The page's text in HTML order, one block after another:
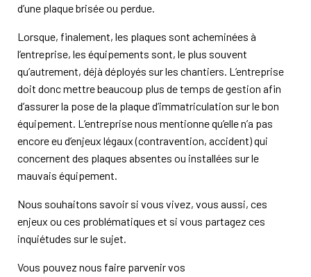
d’une plaque brisée ou perdue.
Lorsque, finalement, les plaques sont acheminées à
l’entreprise, les équipements sont, le plus souvent
qu’autrement, déjà déployés sur les chantiers. L’entreprise
doit donc mettre beaucoup plus de temps de gestion afin
d’assurer la pose de la plaque d’immatriculation sur le bon
équipement. L’entreprise nous mentionne qu’elle n’a pas
encore eu d’enjeux légaux (contravention, accident) qui
concernent des plaques absentes ou installées sur le
mauvais équipement.
Nous souhaitons savoir si vous vivez, vous aussi, ces
enjeux ou ces problématiques et si vous partagez ces
inquiétudes sur le sujet.
Vous pouvez nous faire parvenir vos